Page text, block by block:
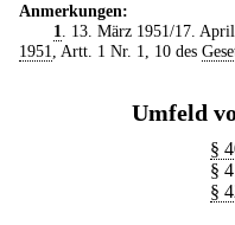
Anmerkungen:
1
. 13. März 1951/17.
1951
, Artt. 1 Nr. 1, 10 des
Umfeld
§
§
§